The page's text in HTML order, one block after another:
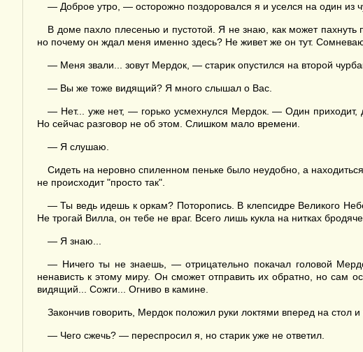
— Доброе утро, — осторожно поздоровался я и уселся на один из
В доме пахло плесенью и пустотой. Я не знаю, как может
но почему он ждал меня именно здесь? Не живет же он тут.
— Меня звали... зовут Мердок, — старик опустился на второй
— Вы же тоже видящий? Я много слышал о Вас.
— Нет... уже нет, — горько усмехнулся Мердок. — Один приходит,
Но сейчас разговор не об этом. Слишком мало времени.
— Я слушаю.
Сидеть на неровно спиленном пеньке было неудобно, а
не происходит "просто так".
— Ты ведь идешь к оркам? Поторопись. В клепсидре Великого
Не трогай Вилла, он тебе не враг. Всего лишь кукла на нитках
— Я знаю...
— Ничего ты не знаешь, — отрицательно покачал головой
ненависть к этому миру. Он сможет отправить их обратно, но сам
видящий... Сожги... Огниво в камине.
Закончив говорить, Мердок положил руки локтями вперед на стол и
— Чего сжечь? — переспросил я, но старик уже не ответил.